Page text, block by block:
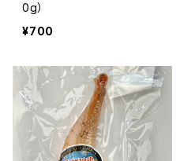
0g）
¥700